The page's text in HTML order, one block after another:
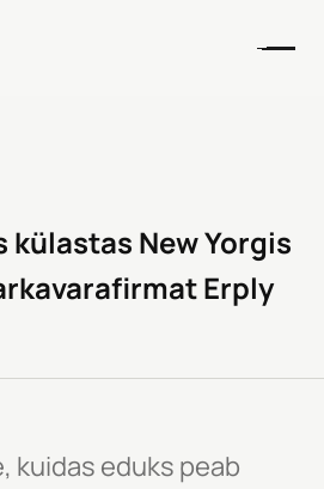
külastas New Yorgis
Erply
kuidas eduks peab